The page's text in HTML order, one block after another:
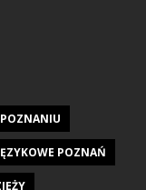
POZNANIU
POZNAŃ